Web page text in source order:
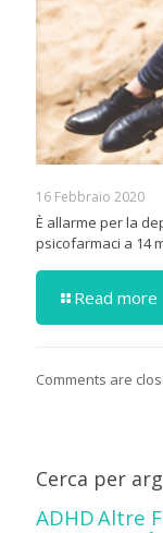
16 Febbraio 2020
È allarme per la
psicofarmaci a 14
Read more
Comments are
Cerca per
ADHDAltre